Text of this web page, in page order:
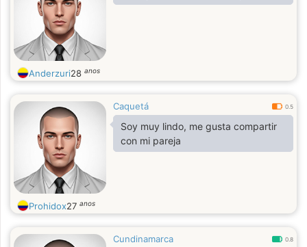
Anderzuri28 anos
Caquetá 0.5
Soy muy lindo, me gusta compartir
con mi pareja
Prohidox27 anos
Cundinamarca 0.8